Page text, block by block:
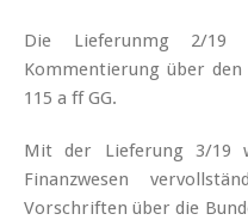
Die Lieferunmg 2/19
Kommentierung über
115 a ff GG.
Mit der Lieferung 3/19
Finanzwesen
Vorschriften über die